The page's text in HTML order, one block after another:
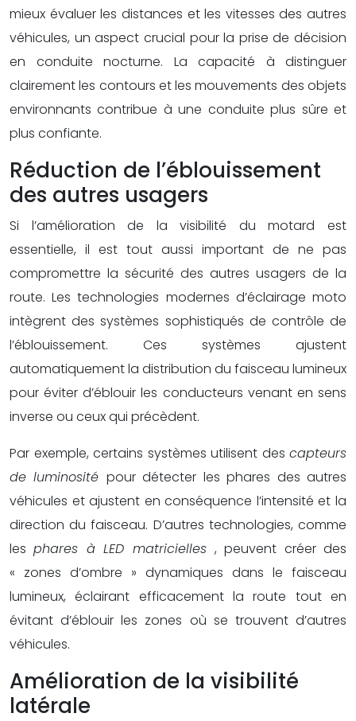
mieux évaluer les distances et les vitesses des autres
véhicules, un aspect crucial pour la prise de décision
en conduite nocturne. La capacité à distinguer
clairement les contours et les mouvements des objets
environnants contribue à une conduite plus sûre et
plus confiante.
Réduction de l’éblouissement
des autres usagers
Si l’amélioration de la visibilité du motard est
essentielle, il est tout aussi important de ne pas
compromettre la sécurité des autres usagers de la
route. Les technologies modernes d’éclairage moto
intègrent des systèmes sophistiqués de contrôle de
l’éblouissement. Ces systèmes ajustent
automatiquement la distribution du faisceau lumineux
pour éviter d’éblouir les conducteurs venant en sens
inverse ou ceux qui précèdent.
Par exemple, certains systèmes utilisent des capteurs
de luminosité pour détecter les phares des autres
véhicules et ajustent en conséquence l’intensité et la
direction du faisceau. D’autres technologies, comme
lesphares à LED matricielles , peuvent créer des
« zones d’ombre » dynamiques dans le faisceau
lumineux, éclairant efficacement la route tout en
évitant d’éblouir les zones où se trouvent d’autres
véhicules.
Amélioration de la visibilité
latérale